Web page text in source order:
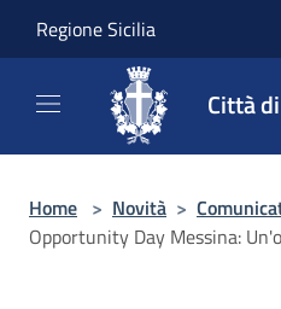
Regione Sicilia
Città
Home > Novità >
Opportunity Day Messina: